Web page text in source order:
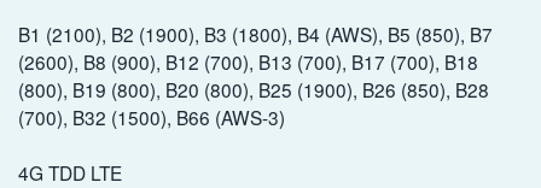
B1 (2100), B2 (1900), B3 (1800), B4 (AWS), B5 (850), B7
(2600), B8 (900), B12 (700), B13 (700), B17 (700), B18
(800), B19 (800), B20 (800), B25 (1900), B26 (850), B28
(700), B32 (1500), B66 (AWS-3)
4G TDD LTE